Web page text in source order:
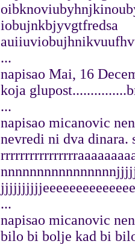
iobujnkbjyvgtfredsa
...
napisao Mai, 16
koja
...
napisao micanovic
nevredi ni dva dinara.
...
napisao micanovic
bilo bi bolje kad bi